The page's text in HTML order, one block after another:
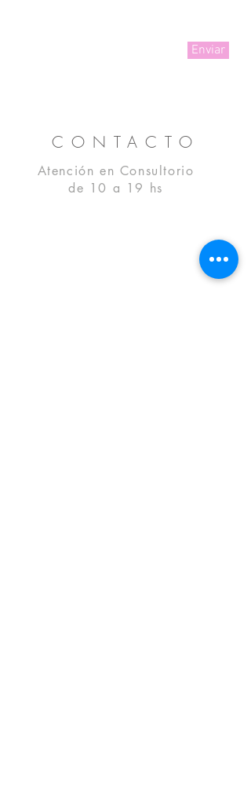
Enviar
CONTACTO
Atención en Consultorio
de 10 a 19 hs